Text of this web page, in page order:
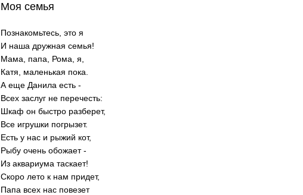
Моя семья
Познакомьтесь, это я
И наша дружная семья!
Мама, папа, Рома, я,
Катя, маленькая пока.
А еще Данила есть -
Всех заслуг не перечесть:
Шкаф он быстро разберет,
Все игрушки погрызет.
Есть у нас и рыжий кот,
Рыбу очень обожает -
Из аквариума таскает!
Скоро лето к нам придет,
Папа всех нас повезет